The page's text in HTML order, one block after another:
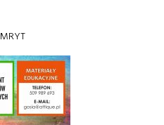
MRYT